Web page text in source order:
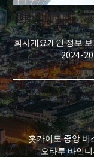
회사개요개인 정보
2024-
홋카이도 중앙 버
오타루 바인